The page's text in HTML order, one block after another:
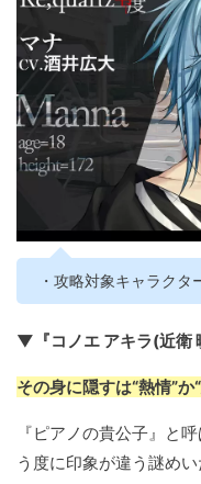
・攻略対象キャラクタ
▼『コノエ アキラ(近衛
その身に隠すは“熱情”か“
『ピアノの貴公子』と
う度に印象が違う謎め